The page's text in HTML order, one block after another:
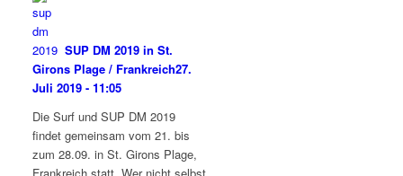
SUP DM 2019 in St.
Girons Plage / Frankreich27.
Juli 2019 - 11:05
Die Surf und SUP DM 2019
findet gemeinsam vom 21. bis
zum 28.09. in St. Girons Plage,